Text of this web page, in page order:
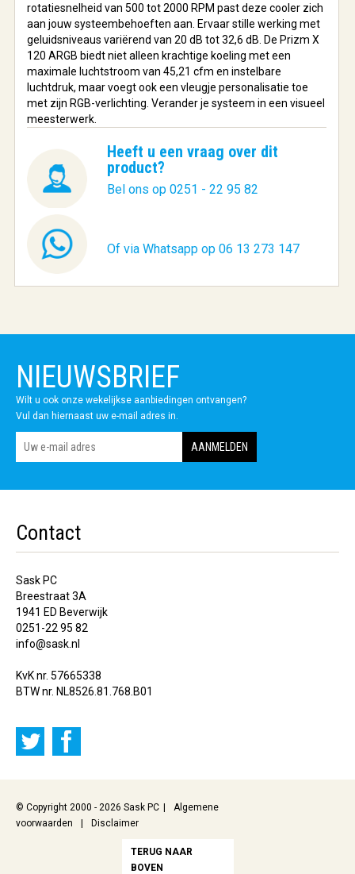
rotatiesnelheid van 500 tot 2000 RPM past deze cooler zich
aan jouw systeembehoeften aan. Ervaar stille werking met
geluidsniveaus variërend van 20 dB tot 32,6 dB. De Prizm X
120 ARGB biedt niet alleen krachtige koeling met een
maximale luchtstroom van 45,21 cfm en instelbare
luchtdruk, maar voegt ook een vleugje personalisatie toe
met zijn RGB-verlichting. Verander je systeem in een visueel
meesterwerk.
Heeft u een vraag over dit
product?
Bel ons op 0251 - 22 95 82
Of via Whatsapp op 06 13 273 147
NIEUWSBRIEF
Wilt u ook onze wekelijkse aanbiedingen ontvangen?
Vul dan hiernaast uw e-mail adres in.
Contact
Sask PC
Breestraat 3A
1941 ED Beverwijk
0251-22 95 82
info@sask.nl
KvK nr. 57665338
BTW nr. NL8526.81.768.B01
© Copyright 2000 - 2026 Sask PC
Algemene
voorwaarden
Disclaimer
TERUG NAAR
BOVEN